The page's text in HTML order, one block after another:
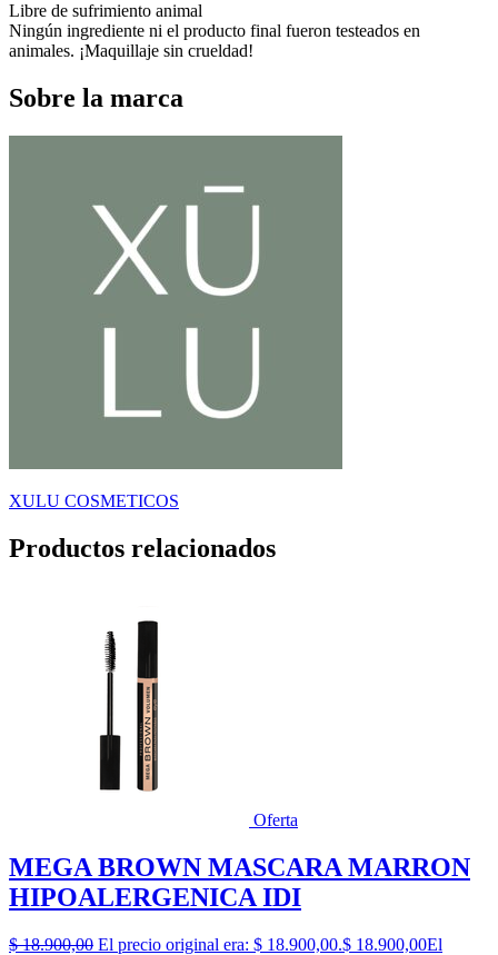
Libre de sufrimiento animal
Ningún ingrediente ni el producto final fueron testeados en
animales. ¡Maquillaje sin crueldad!
Sobre la marca
XULU COSMETICOS
Productos relacionados
Oferta
MEGA BROWN MASCARA MARRON
HIPOALERGENICA IDI
$18.900,00 El precio original era: $ 18.900,00.$ 18.900,00El